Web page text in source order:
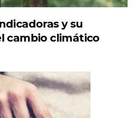
y su
cambio climático